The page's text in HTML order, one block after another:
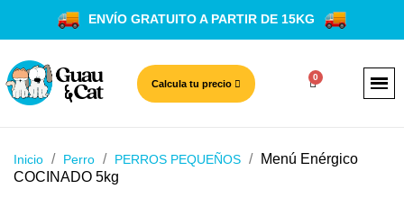
ENVÍO GRATUITO A PARTIR DE 15KG
Calcula tu precio
Inicio Perro PERROS PEQUEÑOS
Menú Enérgico
COCINADO 5kg